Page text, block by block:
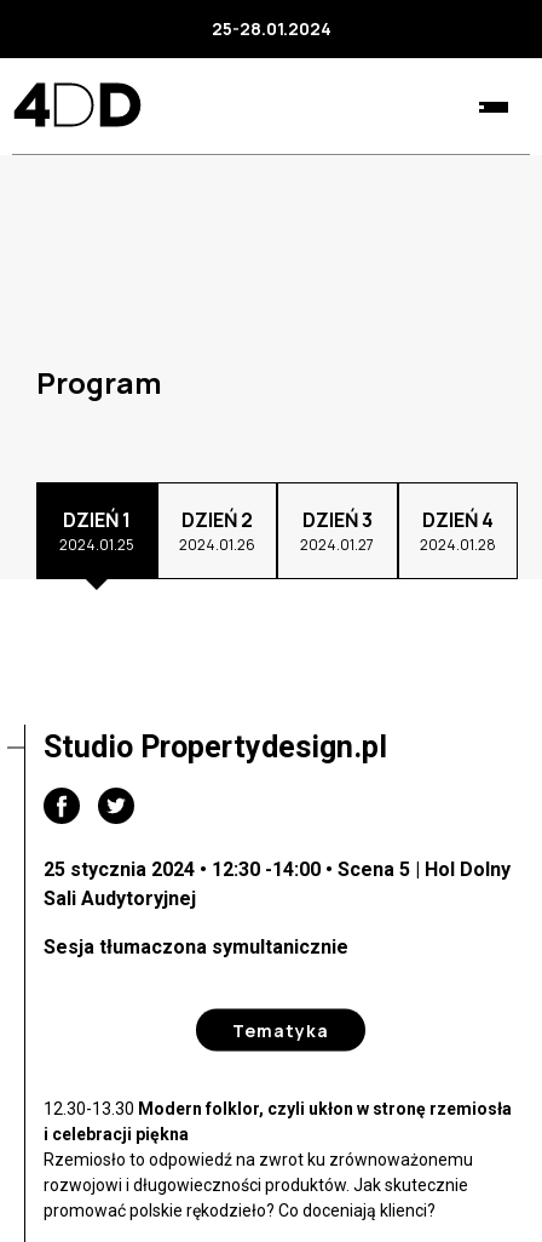
25-28.01.2024
Program
DZIEŃ 1
2024.01.25
DZIEŃ 2
2024.01.26
DZIEŃ 3
2024.01.27
DZIEŃ 4
2024.01.28
Studio Propertydesign.pl
25 stycznia 2024 • 12:30 -14:00 • Scena 5 | Hol Dolny
Sali Audytoryjnej
Sesja tłumaczona symultanicznie
Tematyka
12.30-13.30 Modern folklor, czyli ukłon w stronę rzemiosła
i celebracji piękna
Rzemiosło to odpowiedź na zwrot ku zrównoważonemu
rozwojowi i długowieczności produktów. Jak skutecznie
promować polskie rękodzieło? Co doceniają klienci?